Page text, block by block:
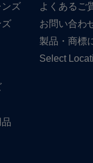
ンズ
ズ
よく​ある​ご
お問い​合わ
製品・商標
Select